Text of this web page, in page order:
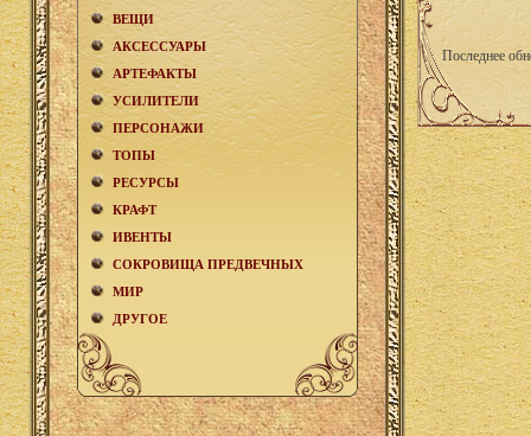
ВЕЩИ
АКCЕСCУАРЫ
АРТЕФАКТЫ
УСИЛИТЕЛИ
ПЕРСОНАЖИ
ТОПЫ
РЕСУРСЫ
КРАФТ
ИВЕНТЫ
СОКРОВИЩА ПРЕДВЕЧНЫХ
МИР
ДРУГОЕ
Последнее